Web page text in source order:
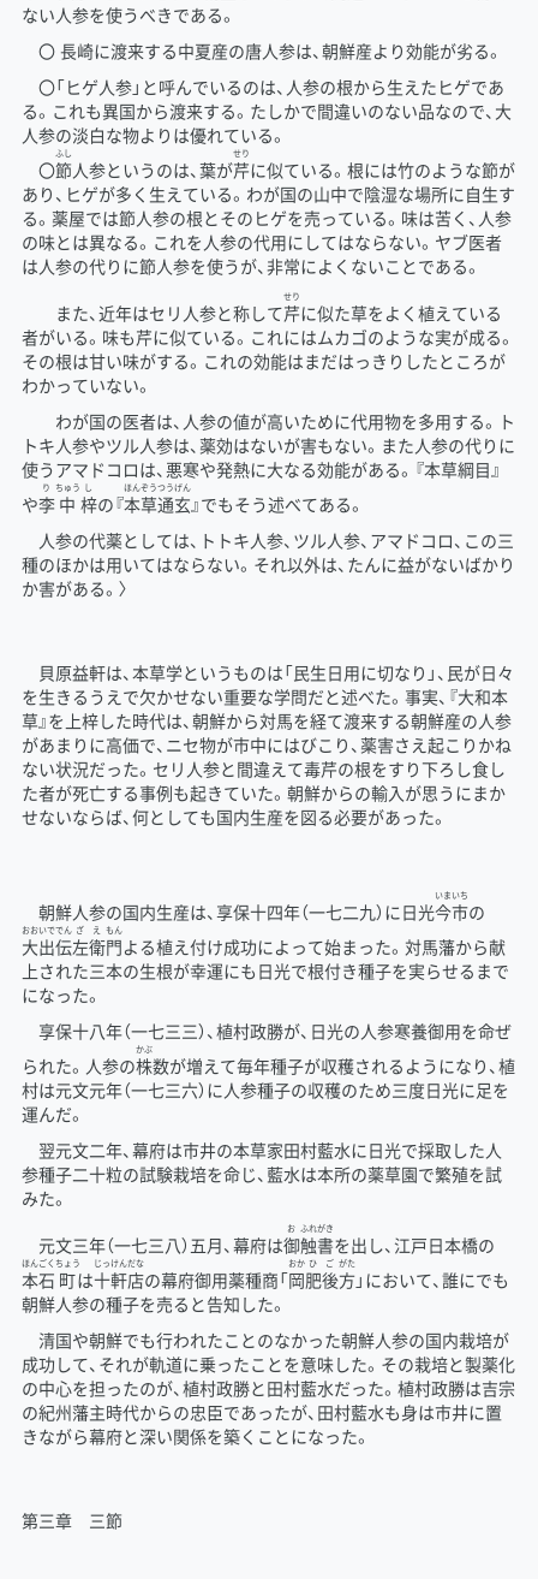
ない人参を使うべきである。
〇 長崎に渡来する中夏産の唐人参は、朝鮮産より効能が劣る。
〇「ヒゲ人参」と呼んでいるのは、人参の根から生えたヒゲであ
る。これも異国から渡来する。たしかで間違いのない品なので、大
人参の淡白な物よりは優れている。
〇節
ふし
人参というのは、葉が芹
せり
に似ている。根には竹のような節が
あり、ヒゲが多く生えている。わが国の山中で陰湿な場所に自生す
る。薬屋では節人参の根とそのヒゲを売っている。味は苦く、人参
の味とは異なる。これを人参の代用にしてはならない。ヤブ医者
は人参の代りに節人参を使うが、非常によくないことである。
また、近年はセリ人参と称して芹
せり
に似た草をよく植えている
者がいる。味も芹に似ている。これにはムカゴのような実が成る。
その根は甘い味がする。これの効能はまだはっきりしたところが
わかっていない。
わが国の医者は、人参の値が高いために代用物を多用する。ト
トキ人参やツル人参は、薬効はないが害もない。また人参の代りに
使うアマドコロは、悪寒や発熱に大なる効能がある。『本草綱目』
や李
り
中
ちゅう
梓
し
の『本草通玄
ほんぞうつうげん
』でもそう述べてある。
人参の代薬としては、トトキ人参、ツル人参、アマドコロ、この三
種のほかは用いてはならない。それ以外は、たんに益がないばかり
か害がある。〉
貝原益軒は、本草学というものは「民生日用に切なり」、民が日々
を生きるうえで欠かせない重要な学問だと述べた。事実、『大和本
草』を上梓した時代は、朝鮮から対馬を経て渡来する朝鮮産の人参
があまりに高価で、ニセ物が市中にはびこり、薬害さえ起こりかね
ない状況だった。セリ人参と間違えて毒芹の根をすり下ろし食し
た者が死亡する事例も起きていた。朝鮮からの輸入が思うにまか
せないならば、何としても国内生産を図る必要があった。
朝鮮人参の国内生産は、享保十四年（一七二九）に日光今市
いまいち
の
大出
おおいで
伝
でん
左
ざ
衛
え
門
もん
よる植え付け成功によって始まった。対馬藩から献
上された三本の生根が幸運にも日光で根付き種子を実らせるまで
になった。
享保十八年（一七三三）、植村政勝が、日光の人参寒養御用を命ぜ
られた。人参の株
かぶ
数が増えて毎年種子が収穫されるようになり、植
村は元文元年（一七三六）に人参種子の収穫のため三度日光に足を
運んだ。
翌元文二年、幕府は市井の本草家田村藍水に日光で採取した人
参種子二十粒の試験栽培を命じ、藍水は本所の薬草園で繁殖を試
みた。
元文三年（一七三八）五月、幕府は御
お
触
ふれ
書
がき
を出し、江戸日本橋の
本石
ほんごく
町
ちょう
は十軒
じっけん
店
だな
の幕府御用薬種商「岡
おか
肥後
ひご
方
がた
」において、誰にでも
朝鮮人参の種子を売ると告知した。
清国や朝鮮でも行われたことのなかった朝鮮人参の国内栽培が
成功して、それが軌道に乗ったことを意味した。その栽培と製薬化
の中心を担ったのが、植村政勝と田村藍水だった。植村政勝は吉宗
の紀州藩主時代からの忠臣であったが、田村藍水も身は市井に置
きながら幕府と深い関係を築くことになった。
第三章 三節